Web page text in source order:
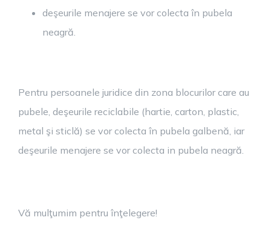
deşeurile menajere se vor colecta în pubela
neagră.
Pentru persoanele juridice din zona blocurilor care au
pubele, deşeurile reciclabile (hartie, carton, plastic,
metal şi sticlă) se vor colecta în pubela galbenă, iar
deşeurile menajere se vor colecta in pubela neagră.
Vă mulţumim pentru înţelegere!